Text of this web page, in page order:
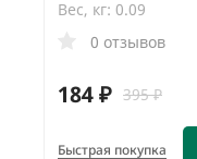
Вес, кг: 0.09
0 отзывов
184 ₽ 395 ₽
Быстрая покупка